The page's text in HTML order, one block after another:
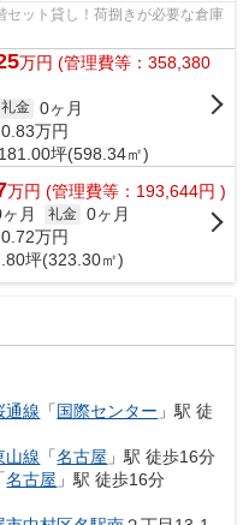
ット貸し！荷捌きが必要な倉庫
万円 (管理費等：358,380
礼金 0ヶ月
0.83万円
坪(598.34㎡)
万円 (管理費等：193,644円 )
月 礼金 0ヶ月
0.72万円
坪(323.30㎡)
通線 「国際センター 」駅 徒
山線 「名古屋 」駅 徒歩16分
「名古屋 」駅 徒歩16分